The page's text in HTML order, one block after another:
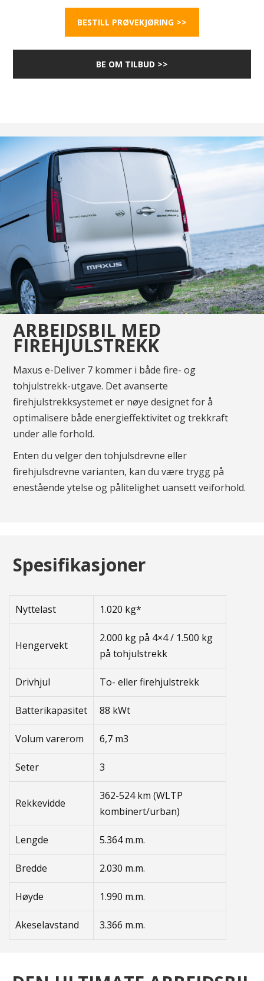
BESTILL PRØVEKJØRING >>
BE OM TILBUD >>
ARBEIDSBIL MED
FIREHJULSTREKK
Maxus e-Deliver 7 kommer i både fire- og
tohjulstrekk-utgave. Det avanserte
firehjulstrekksystemet er nøye designet for å
optimalisere både energieffektivitet og trekkraft
under alle forhold.
Enten du velger den tohjulsdrevne eller
firehjulsdrevne varianten, kan du være trygg på
enestående ytelse og pålitelighet uansett veiforhold.
Spesifikasjoner
Nyttelast 1.020 kg*
Hengervekt
2.000 kg på 4×4 / 1.500 kg
på tohjulstrekk
Drivhjul To- eller firehjulstrekk
Batterikapasitet 88 kWt
Volum varerom 6,7 m3
Seter 3
Rekkevidde
362-524 km (WLTP
kombinert/urban)
Lengde 5.364 m.m.
Bredde 2.030 m.m.
Høyde 1.990 m.m.
Akeselavstand 3.366 m.m.